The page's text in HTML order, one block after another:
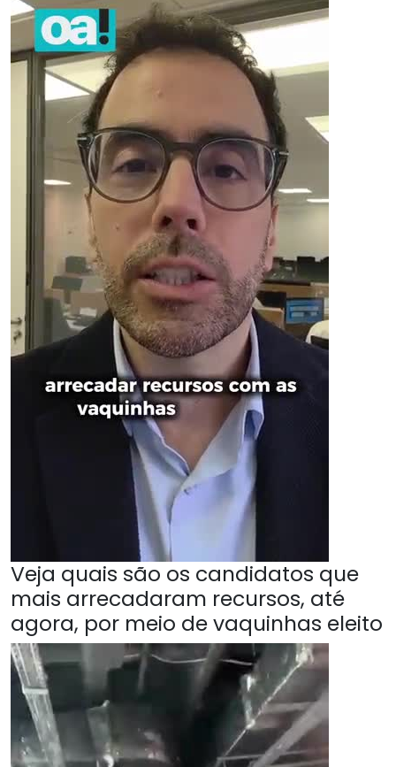
Veja quais são os candidatos que
mais arrecadaram recursos, até
agora, por meio de vaquinhas eleito